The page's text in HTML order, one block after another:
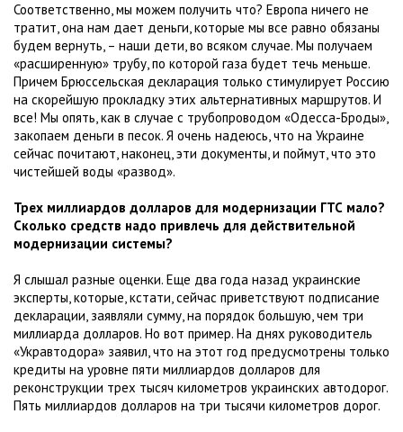
Соответственно, мы можем получить что? Европа ничего не
тратит, она нам дает деньги, которые мы все равно обязаны
будем вернуть, – наши дети, во всяком случае. Мы получаем
«расширенную» трубу, по которой газа будет течь меньше.
Причем Брюссельская декларация только стимулирует Россию
на скорейшую прокладку этих альтернативных маршрутов. И
все! Мы опять, как в случае с трубопроводом «Одесса-Броды»,
закопаем деньги в песок. Я очень надеюсь, что на Украине
сейчас почитают, наконец, эти документы, и поймут, что это
чистейшей воды «развод».
Трех миллиардов долларов для модернизации ГТС мало?
Сколько средств надо привлечь для действительной
модернизации системы?
Я слышал разные оценки. Еще два года назад украинские
эксперты, которые, кстати, сейчас приветствуют подписание
декларации, заявляли сумму, на порядок большую, чем три
миллиарда долларов. Но вот пример. На днях руководитель
«Укравтодора» заявил, что на этот год предусмотрены только
кредиты на уровне пяти миллиардов долларов для
реконструкции трех тысяч километров украинских автодорог.
Пять миллиардов долларов на три тысячи километров дорог.